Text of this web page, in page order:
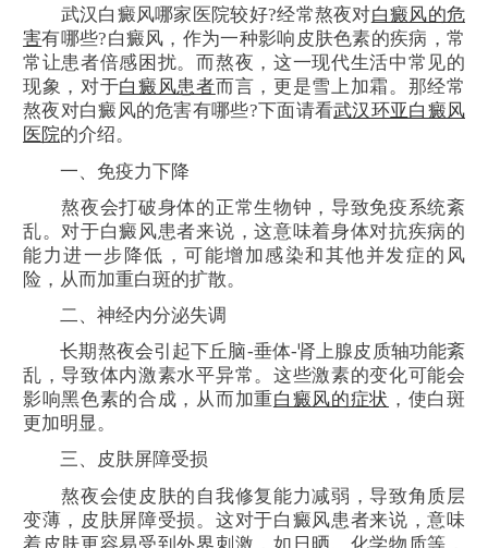
武汉白癜风哪家医院较好?经常熬夜对白癜风的危
害有哪些?白癜风，作为一种影响皮肤色素的疾病，常
常让患者倍感困扰。而熬夜，这一现代生活中常见的
现象，对于白癜风患者而言，更是雪上加霜。那经常
熬夜对白癜风的危害有哪些?下面请看武汉环亚白癜风
医院的介绍。
一、免疫力下降
熬夜会打破身体的正常生物钟，导致免疫系统紊
乱。对于白癜风患者来说，这意味着身体对抗疾病的
能力进一步降低，可能增加感染和其他并发症的风
险，从而加重白斑的扩散。
二、神经内分泌失调
长期熬夜会引起下丘脑-垂体-肾上腺皮质轴功能紊
乱，导致体内激素水平异常。这些激素的变化可能会
影响黑色素的合成，从而加重白癜风的症状 ，使白斑
更加明显。
三、皮肤屏障受损
熬夜会使皮肤的自我修复能力减弱，导致角质层
变薄，皮肤屏障受损。这对于白癜风患者来说，意味
着皮肤更容易受到外界刺激，如日晒、化学物质等，